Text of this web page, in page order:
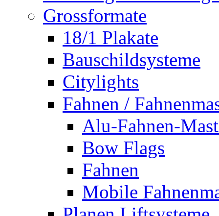
Grossformate
18/1 Plakate
Bauschildsysteme
Citylights
Fahnen /
Alu-Fahnen-
Bow Flags
Fahnen
Mobile